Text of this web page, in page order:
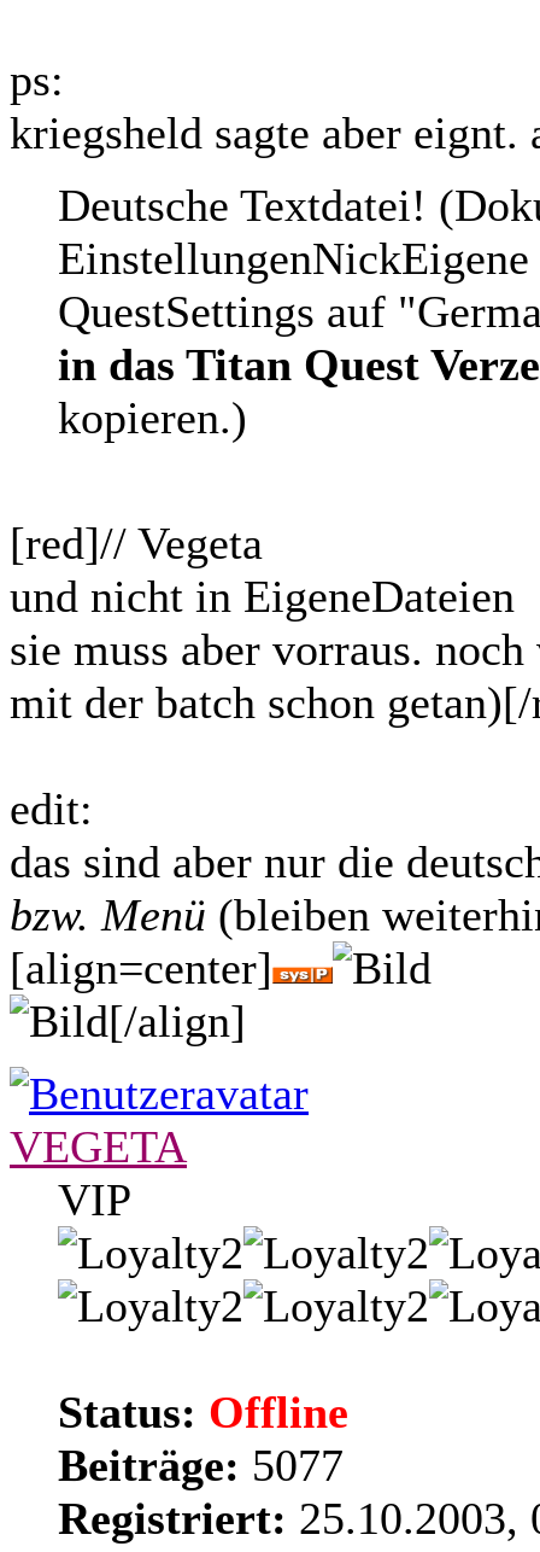
ps:
kriegsheld sagte aber eignt.
Deutsche Textdatei!
QuestSettings auf
in das Titan Quest
kopieren.)
[red]// Vegeta
und nicht in EigeneDateien
sie muss aber vorraus.
mit der batch schon
edit:
das sind aber nur die
bzw. Menü (bleiben
[align=center]
[/align]
VEGETA
VIP
Status: Offline
Beiträge: 5077
Registriert: 25.10.2003,